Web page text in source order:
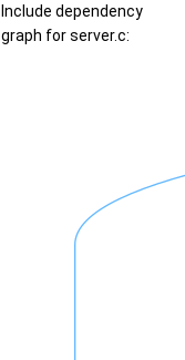
Include dependency
graph for server.c: